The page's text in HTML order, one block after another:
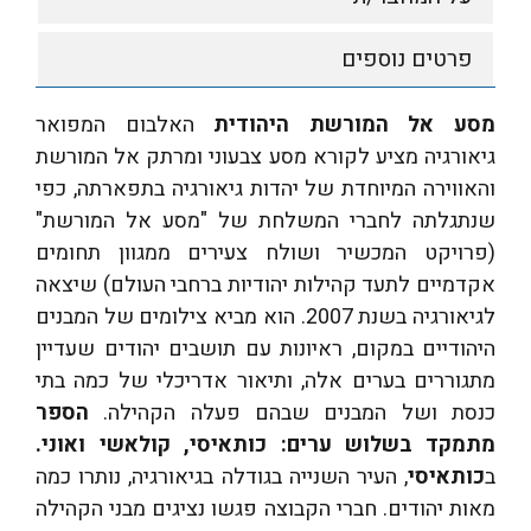
פרטים נוספים
מסע אל המורשת היהודיתהאלבום המפואר
גיאורגיהמציע לקורא מסע צבעוני ומרתק אל המורשת
והאווירה המיוחדת של יהדות גיאורגיה בתפארתה, כפי
שנתגלתה לחברי המשלחת של "מסע אל המורשת"
(פרויקט המכשיר ושולח צעירים ממגוון תחומים
אקדמיים לתעד קהילות יהודיות ברחבי העולם) שיצאה
לגיאורגיה בשנת 2007. הוא מביא צילומים של המבנים
היהודיים במקום, ראיונות עם תושבים יהודים שעדיין
מתגוררים בערים אלה, ותיאור אדריכלי של כמה בתי
כנסת ושל המבנים שבהם פעלה הקהילה. הספר
מתמקד בשלוש ערים: כותאיסי, קולאשי ואוני.
בכותאיסי, העיר השנייה בגודלה בגיאורגיה, נותרו כמה
מאות יהודים. חברי הקבוצה פגשו נציגים מבני הקהילה